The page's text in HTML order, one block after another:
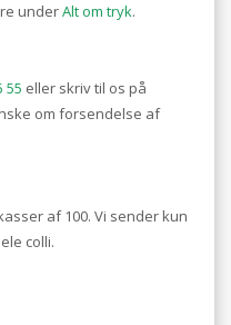
underAlt om tryk.
55 eller skriv til os på
om forsendelse af
af 100. Vi sender kun
colli.